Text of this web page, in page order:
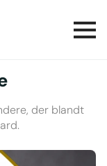
der blandt